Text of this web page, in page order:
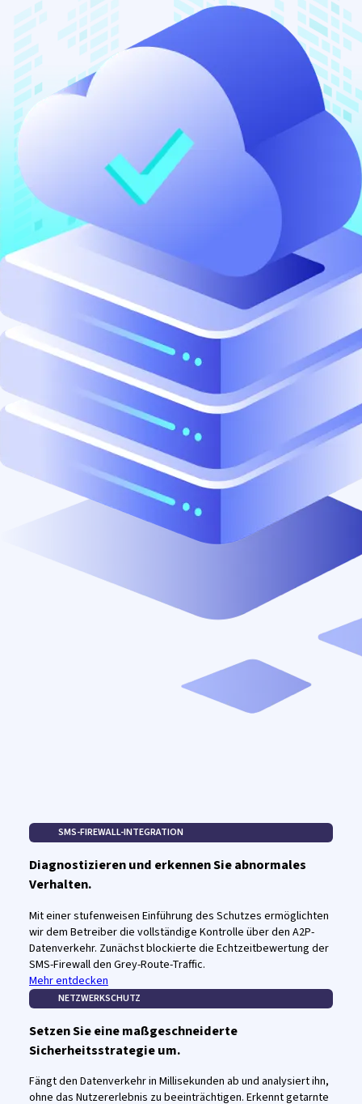
SMS-FIREWALL-INTEGRATION
Diagnostizieren und erkennen Sie abnormales
Verhalten.
Mit einer stufenweisen Einführung des Schutzes ermöglichten
wir dem Betreiber die vollständige Kontrolle über den A2P-
Datenverkehr. Zunächst blockierte die Echtzeitbewertung der
SMS-Firewall den Grey-Route-Traffic.
Mehr entdecken
NETZWERKSCHUTZ
Setzen Sie eine maßgeschneiderte
Sicherheitsstrategie um.
Fängt den Datenverkehr in Millisekunden ab und analysiert ihn,
ohne das Nutzererlebnis zu beeinträchtigen. Erkennt getarnte